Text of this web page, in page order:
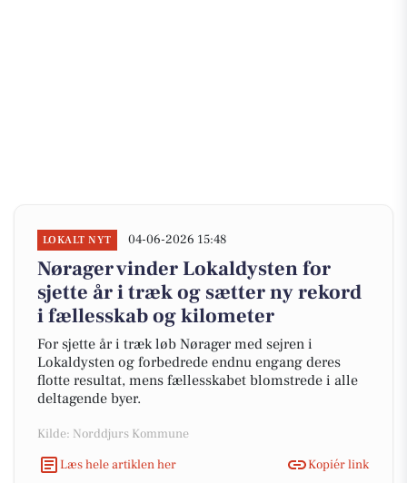
LOKALT NYT 04-06-2026 15:48
Nørager vinder Lokaldysten for
sjette år i træk og sætter ny rekord
i fællesskab og kilometer
For sjette år i træk løb Nørager med sejren i
Lokaldysten og forbedrede endnu engang deres
flotte resultat, mens fællesskabet blomstrede i alle
deltagende byer.
Kilde: Norddjurs Kommune
Læs hele artiklen her
Kopiér link